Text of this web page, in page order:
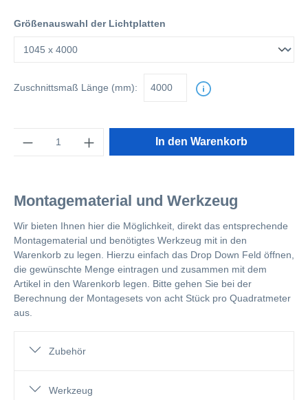
Größenauswahl der Lichtplatten
Zuschnittsmaß Länge (mm):
In den Warenkorb
Montagematerial und Werkzeug
Wir bieten Ihnen hier die Möglichkeit, direkt das entsprechende
Montagematerial und benötigtes Werkzeug mit in den
Warenkorb zu legen. Hierzu einfach das Drop Down Feld öffnen,
die gewünschte Menge eintragen und zusammen mit dem
Artikel in den Warenkorb legen. Bitte gehen Sie bei der
Berechnung der Montagesets von acht Stück pro Quadratmeter
aus.
Zubehör
Werkzeug